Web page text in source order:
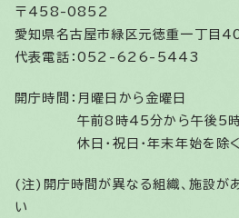
〒458-0852
愛知県名古屋市緑区元徳重一丁目
代表電話：052-626-5443
開庁時間： 月曜日から金曜日
午前8時45分から午後5
休日・祝日・年末年始を除く
(注)開庁時間が異なる組織、施設が
い